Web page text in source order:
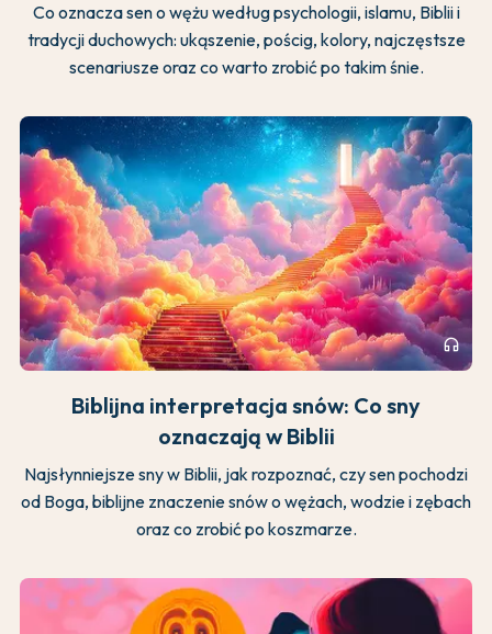
Co oznacza sen o wężu według psychologii, islamu, Biblii i
tradycji duchowych: ukąszenie, pościg, kolory, najczęstsze
scenariusze oraz co warto zrobić po takim śnie.
headphones
Biblijna interpretacja snów: Co sny
oznaczają w Biblii
Najsłynniejsze sny w Biblii, jak rozpoznać, czy sen pochodzi
od Boga, biblijne znaczenie snów o wężach, wodzie i zębach
oraz co zrobić po koszmarze.